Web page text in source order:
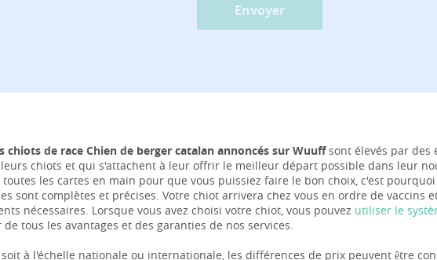
Envoyer
chiots de race Chien de berger catalan annoncés sur Wuuffsont élevés par des
chiots et qui s'attachent à leur offrir le meilleur départ possible dans leur
les cartes en main pour que vous puissiez faire le bon choix, c'est
sont complètes et précises. Votre chiot arrivera chez vous en ordre de vaccins
nécessaires. Lorsque vous avez choisi votre chiot, vous pouvez utiliser le
tous les avantages et des garanties de nos services.
soit à l'échelle nationale ou internationale, les différences de prix peuvent être